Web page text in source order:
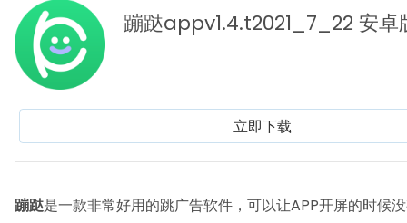
蹦跶appv1.4.t2021_7_22 安卓
立即下载
蹦跶是一款非常好用的跳广告软件，可以让APP开屏的时候